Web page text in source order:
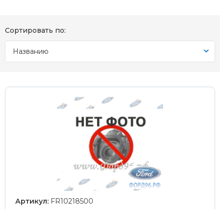
Сортировать по:
Названию
Артикул: FR10218500